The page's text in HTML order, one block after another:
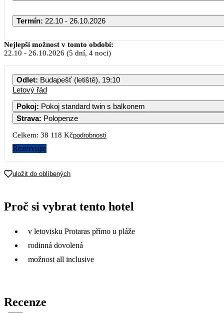
Termín: 22.10 - 26.10.2026
PO
Nejlepší možnost v tomto období:
22.10 - 26.10.2026 (5 dní, 4 noci)
Odlet: Budapešť (letiště), 19:10
Letový řád
Pokoj:
Pokoj standard twin s balkonem
Strava: Polopenze
Celkem: 38 118 Kčpodrobnosti
Rezervujte
uložit do oblíbených
Proč si vybrat tento hotel
v letovisku Protaras přímo u pláže
rodinná dovolená
možnost all inclusive
Recenze